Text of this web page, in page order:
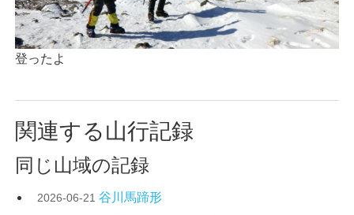
登ったよ
関連する山行記録
同じ山域の記録
2026-06-21 谷川馬蹄形